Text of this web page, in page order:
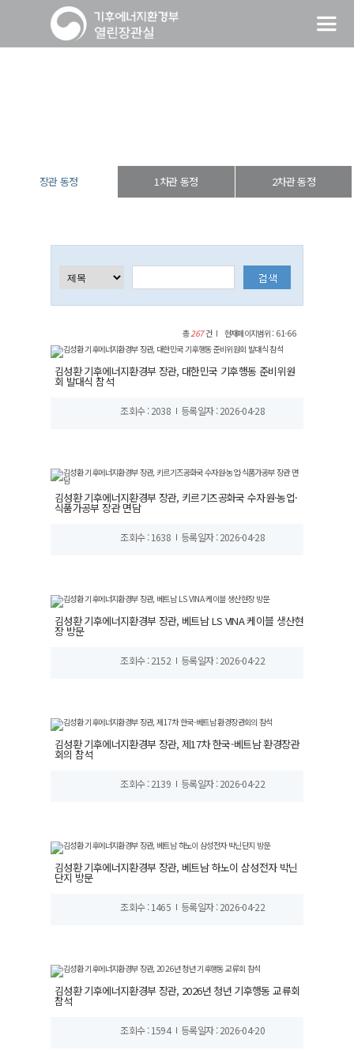
장관 동정 1차관 동정 2차관 동정
총267건 현재페이지범위 : 61-66
김성환 기후에너지환경부 장관, 대한민국 기후행동 준비위원
회 발대식 참석
조회수 : 2038 등록일자 : 2026-04-28
김성환 기후에너지환경부 장관, 키르기즈공화국 수자원·농업·
식품가공부 장관 면담
조회수 : 1638 등록일자 : 2026-04-28
김성환 기후에너지환경부 장관, 베트남 LS VINA 케이블 생산현
장 방문
조회수 : 2152 등록일자 : 2026-04-22
김성환 기후에너지환경부 장관, 제17차 한국-베트남 환경장관
회의 참석
조회수 : 2139 등록일자 : 2026-04-22
김성환 기후에너지환경부 장관, 베트남 하노이 삼성전자 박닌
단지 방문
조회수 : 1465 등록일자 : 2026-04-22
김성환 기후에너지환경부 장관, 2026년 청년 기후행동 교류회
참석
조회수 : 1594 등록일자 : 2026-04-20